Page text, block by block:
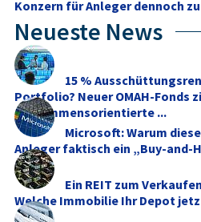
Konzern für Anleger dennoch
Neueste News
15 %
Portfolio? Neuer OMAH-Fonds
einkommensorientierte ...
Microsoft: Warum
Anleger faktisch ein „Buy-
Ein REIT zum
Welche Immobilie Ihr Depot